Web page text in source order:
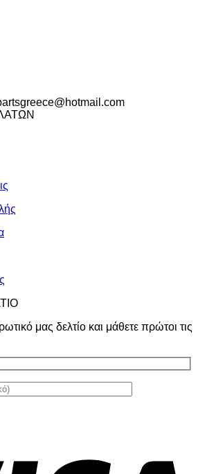
μας δελτίο και μάθετε πρώτοι τις